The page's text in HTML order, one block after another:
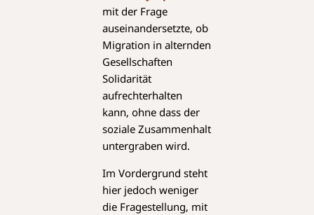
mit der Frage
auseinandersetzte, ob
Migration in alternden
Gesellschaften
Solidarität
aufrechterhalten
kann, ohne dass der
soziale Zusammenhalt
untergraben wird.
Im Vordergrund steht
hier jedoch weniger
die Fragestellung, mit